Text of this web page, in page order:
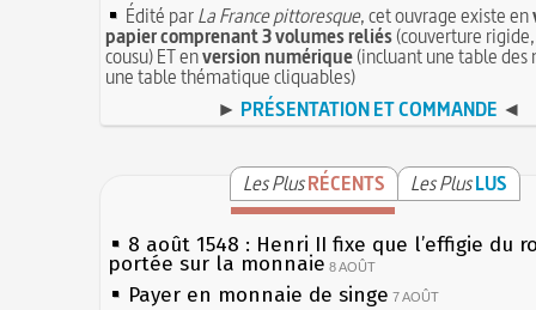
Édité parLa France pittoresque, cet ouvrage existe en
papier comprenant 3 volumes reliés(couverture
cousu) ET enversion numérique(incluant une table des
une table thématique cliquables)
► PRÉSENTATION ET COMMANDE ◄
Les PlusRÉCENTS Les PlusLUS
8 août 1548 : Henri II fixe que l’effigie du
portée sur la monnaie 8 AOÛT
Payer en monnaie de singe 7 AOÛT